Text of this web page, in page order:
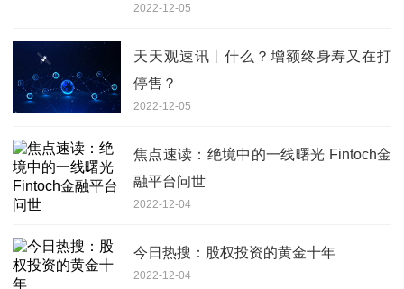
2022-12-05
天天观速讯丨什么？增额终身寿又在打
停售？
2022-12-05
焦点速读：绝境中的一线曙光 Fintoch金
融平台问世
2022-12-04
今日热搜：股权投资的黄金十年
2022-12-04